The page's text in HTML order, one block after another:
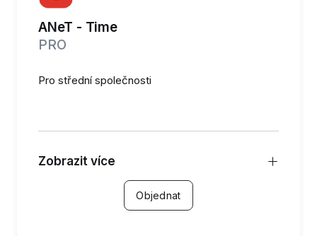
SW terminál (mobil i desktop)
Reporty - předdefinované tiskové sestavy
Modely pracovní doby
Garantovaná servisní podpora SW 5*8,
ANeT - Time
PRO
Pro střední společnosti
Zobrazit více
Pracovní list zaměstnance, základní funkce
Objednat